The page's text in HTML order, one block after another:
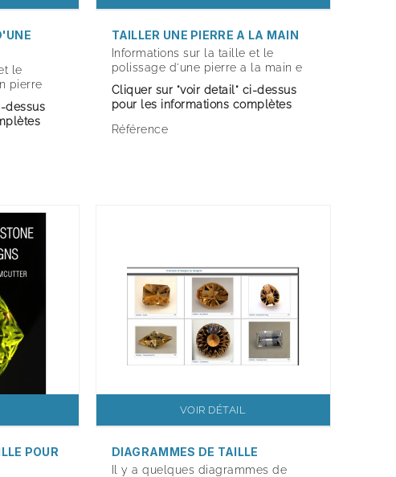
le
pierre
dessus
TAILLER UNE PIERRE A LA MAIN
Informations sur la taille et le
polissage d'une pierre a la main e
Cliquer sur "voir detail" ci-dessus
pour les informations complètes
Référence
POUR
VOIR DÉTAIL
DIAGRAMMES DE TAILLE
Il y a quelques diagrammes de